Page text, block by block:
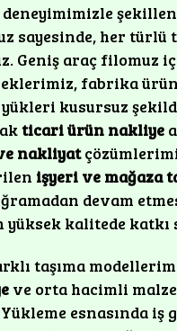
sayesinde, her
Geniş araç filomuz
fabrika
kusursuz
ticari ürün nakliye
nakliyat
işyeri ve mağaza
devam
kalitede katkı
taşıma
ve orta hacimli
esnasında iş